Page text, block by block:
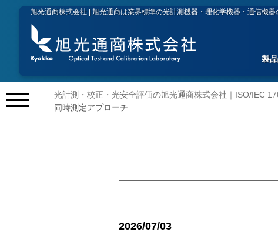
旭光通商株式会社 | 旭光通商は業界標準の光計測機器・理化学機器・通信機
製
メ
光計測・校正・光安全評価の旭光通商株式会社｜ISO/IEC
同時測定アプローチ
2026/07/03